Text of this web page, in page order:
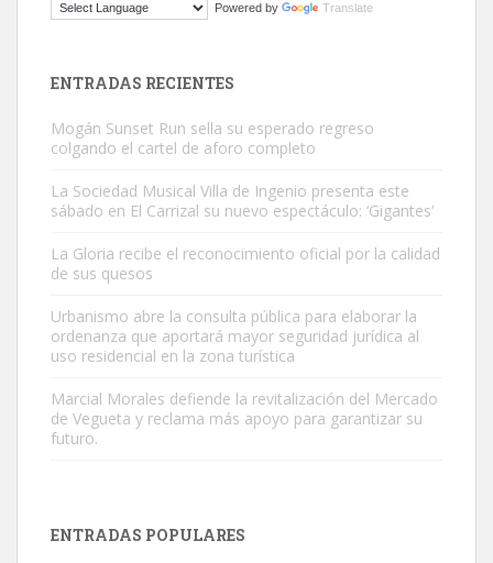
Este gato macho ha aparecido en la calle hace menos de un mes,
Busco adopción responsable para mi perra. Pastor alemán,
Leales.org » Gran Canaria | 6.7.2025
Powered by Translate
ENTRADAS RECIENTES
Mogán Sunset Run sella su esperado regreso
colgando el cartel de aforo completo
La Sociedad Musical Villa de Ingenio presenta este
sábado en El Carrizal su nuevo espectáculo: ‘Gigantes’
La Gloria recibe el reconocimiento oficial por la calidad
de sus quesos
Urbanismo abre la consulta pública para elaborar la
ordenanza que aportará mayor seguridad jurídica al
uso residencial en la zona turística
Marcial Morales defiende la revitalización del Mercado
de Vegueta y reclama más apoyo para garantizar su
futuro.
ENTRADAS POPULARES